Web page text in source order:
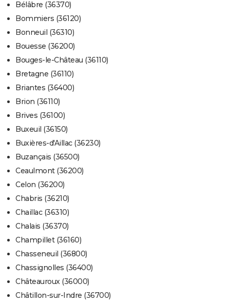
Bélâbre (36370)
Bommiers (36120)
Bonneuil (36310)
Bouesse (36200)
Bouges-le-Château (36110)
Bretagne (36110)
Briantes (36400)
Brion (36110)
Brives (36100)
Buxeuil (36150)
Buxières-d'Aillac (36230)
Buzançais (36500)
Ceaulmont (36200)
Celon (36200)
Chabris (36210)
Chaillac (36310)
Chalais (36370)
Champillet (36160)
Chasseneuil (36800)
Chassignolles (36400)
Châteauroux (36000)
Châtillon-sur-Indre (36700)